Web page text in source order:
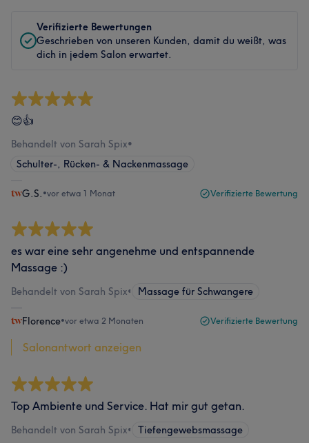
Verifizierte Bewertungen
Geschrieben von unseren Kunden, damit du weißt, was
dich in jedem Salon erwartet.
😊👍
Behandelt von Sarah Spix•
Schulter-, Rücken- & Nackenmassage
G.S. •vor etwa 1 Monat Verifizierte Bewertung
es war eine sehr angenehme und entspannende
Massage :)
Behandelt von Sarah Spix• Massage für Schwangere
Florence•vor etwa 2 Monaten Verifizierte Bewertung
Salonantwort anzeigen
Top Ambiente und Service. Hat mir gut getan.
Behandelt von Sarah Spix• Tiefengewebsmassage